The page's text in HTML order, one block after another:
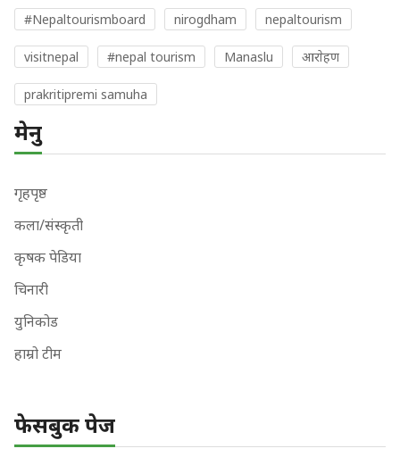
#Nepaltourismboard nirogdham nepaltourism
visitnepal #nepal tourism Manaslu आराेहण
prakritipremi samuha
मेनु
गृहपृष्ठ
कला/संस्कृती
कृषक पेडिया
चिनारी
युनिकोड
हाम्रो टीम
फेसबुक पेज